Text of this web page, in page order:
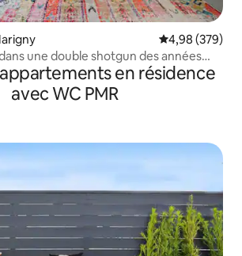
Évaluation
4,98 (379)
une double shotgun des années
en résidence
avec WC PMR